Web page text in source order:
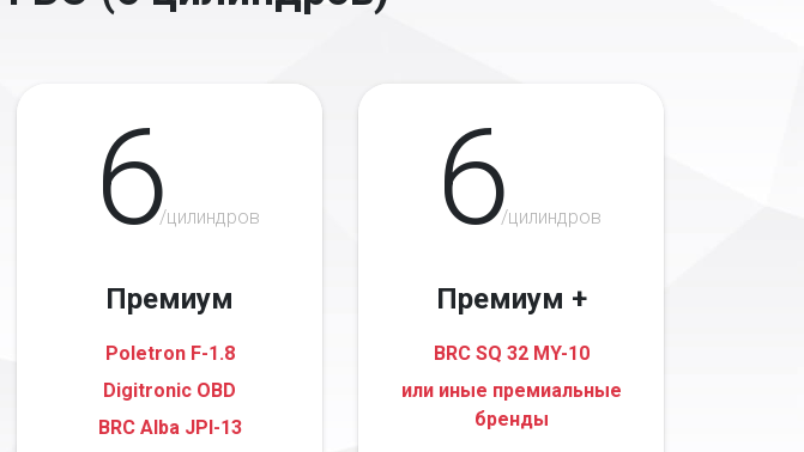
6/цилиндров
Премиум
Poletron F-1.8
Digitronic OBD
BRC Alba JPI-13
6/цилиндров
Премиум +
BRC SQ 32 MY-10
или иные премиальные
бренды